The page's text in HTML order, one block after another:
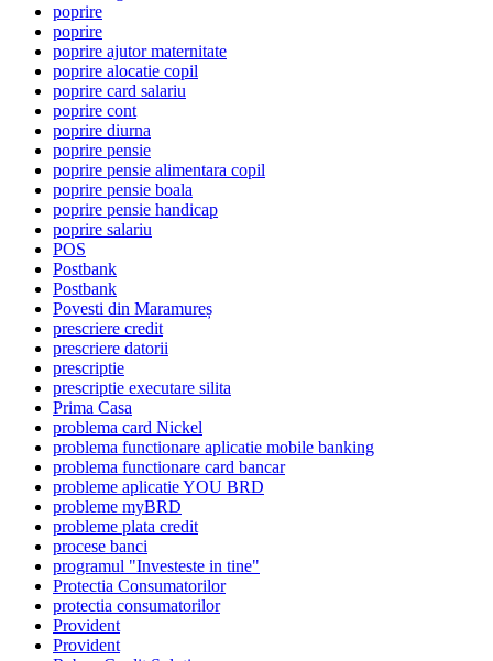
poprire
poprire
poprire ajutor maternitate
poprire alocatie copil
poprire card salariu
poprire cont
poprire diurna
poprire pensie
poprire pensie alimentara copil
poprire pensie boala
poprire pensie handicap
poprire salariu
POS
Postbank
Postbank
Povesti din Maramureș
prescriere credit
prescriere datorii
prescriptie
prescriptie executare silita
Prima Casa
problema card Nickel
problema functionare aplicatie mobile banking
problema functionare card bancar
probleme aplicatie YOU BRD
probleme myBRD
probleme plata credit
procese banci
programul "Investeste in tine"
Protectia Consumatorilor
protectia consumatorilor
Provident
Provident